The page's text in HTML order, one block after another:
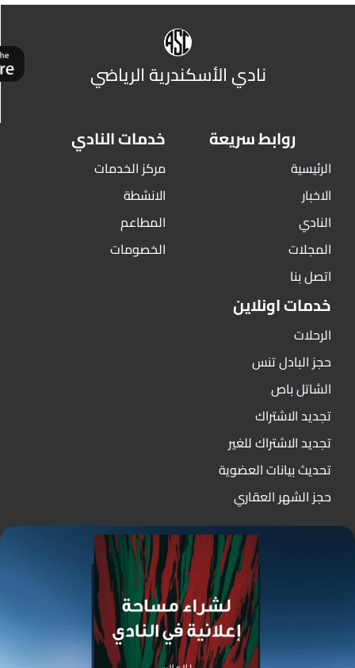
نادي الأسكندرية الرياضي
روابط سريعة
الرئيسية
الاخبار
النادي
المجلات
اتصل بنا
خدمات النادي
مركز الخدمات
الانشطة
المطاعم
الخصومات
خدمات اونلاين
الرحلات
حجز البادل تنس
الشاتل باص
تجديد الاشتراك
تجديد الاشتراك للغير
تحديث بيانات العضوية
حجز الشهر العقاري